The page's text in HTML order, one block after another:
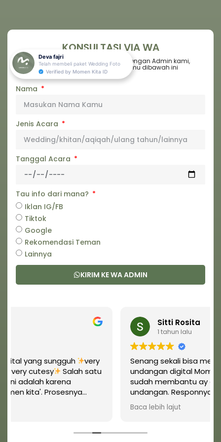
KONSULTASI VIA WA
Mau ngobrol dan tanya jawab dengan Admin kami,
silahkan masukan nama kamu dibawah ini
Nama
Jenis Acara
Tanggal Acara
Tau info dari mana?
Iklan IG/FB
Tiktok
Google
Rekomendasi Teman
Lainnya
KIRIM KE WA ADMIN
sungguh
️very
️ Salah satu
karena
Prosesnya
Sitti Rosita
1 tahun lalu
Senang sekali bisa
undangan digital Momen Kita
sudah membantu ay dlm
undangan. Responnya cepat,
ramah sekali dan Alhamdulillah
walaupun undangan sdh di
Baca lebih lajut
Deva fajri
Telah membeli paket Wedding Foto
Verified by Momen Kita ID